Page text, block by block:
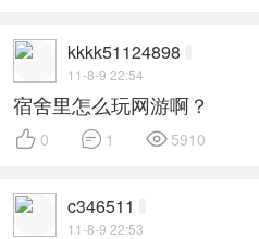
kkkk51124898
11-8-9 22:54
宿舍里怎么玩网游啊？
 0  1  5910
c346511
11-8-9 22:53